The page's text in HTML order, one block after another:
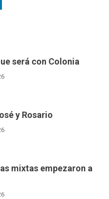
será con Colonia
y Rosario
mixtas empezaron a